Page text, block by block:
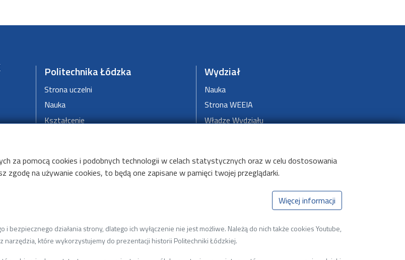
Politechnika Łódzka
Strona uczelni
Nauka
Kształcenie
Deklaracja dostępności cyfrowej
Wydział
Nauka
Strona WEEIA
Władze Wydziału
Aktualności
za pomocą cookies i podobnych technologii w celach statystycznych oraz w celu dostosowania
zgodę na używanie cookies, to będą one zapisane w pamięci twojej przeglądarki.
Więcej informacji
i bezpiecznego działania strony, dlatego ich wyłączenie nie jest możliwe. Należą do nich także cookies Youtube,
narzędzia, które wykorzystujemy do prezentacji historii Politechniki Łódzkiej.